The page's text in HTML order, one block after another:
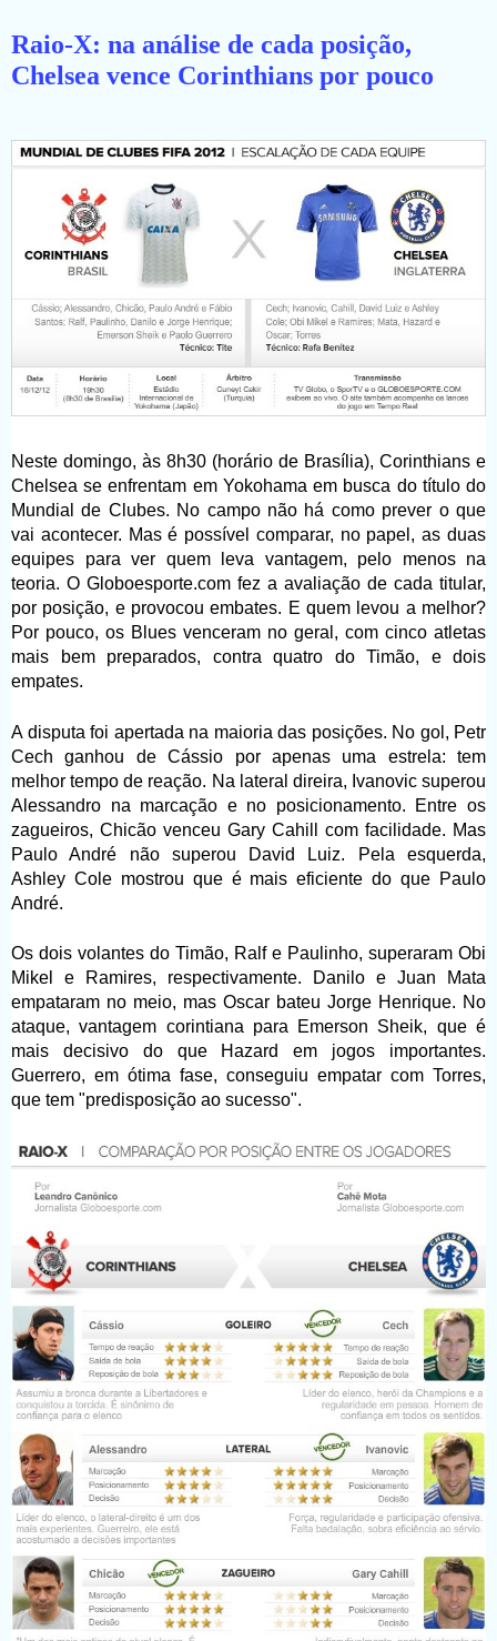
Raio-X: na análise de cada posição,
Chelsea vence Corinthians por pouco
Neste domingo, às 8h30 (horário de Brasília), Corinthians e
Chelsea se enfrentam em Yokohama em busca do título do
Mundial de Clubes. No campo não há como prever o que
vai acontecer. Mas é possível comparar, no papel, as duas
equipes para ver quem leva vantagem, pelo menos na
teoria. O Globoesporte.com fez a avaliação de cada titular,
por posição, e provocou embates. E quem levou a melhor?
Por pouco, os Blues venceram no geral, com cinco atletas
mais bem preparados, contra quatro do Timão, e dois
empates.
A disputa foi apertada na maioria das posições. No gol, Petr
Cech ganhou de Cássio por apenas uma estrela: tem
melhor tempo de reação. Na lateral direira, Ivanovic superou
Alessandro na marcação e no posicionamento. Entre os
zagueiros, Chicão venceu Gary Cahill com facilidade. Mas
Paulo André não superou David Luiz. Pela esquerda,
Ashley Cole mostrou que é mais eficiente do que Paulo
André.
Os dois volantes do Timão, Ralf e Paulinho, superaram Obi
Mikel e Ramires, respectivamente. Danilo e Juan Mata
empataram no meio, mas Oscar bateu Jorge Henrique. No
ataque, vantagem corintiana para Emerson Sheik, que é
mais decisivo do que Hazard em jogos importantes.
Guerrero, em ótima fase, conseguiu empatar com Torres,
que tem "predisposição ao sucesso".